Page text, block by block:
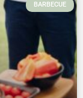
BARBECUE